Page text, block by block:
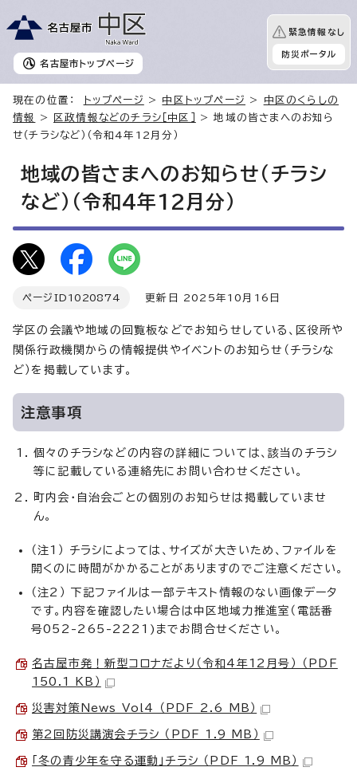
名古屋市 トップページ
緊急情報なし
防災ポータル
現在の位置： トップページ > 中区トップページ >
中区のくらしの
情報
> 区政情報などのチラシ［中区］
> 地域の皆さまへのお知ら
せ（チラシなど）（令和4年12月分）
地域の皆さまへのお知らせ（チラシ
など）（令和4年12月分）
ページID 1020874 更新日 2025年10月16日
学区の会議や地域の回覧板などでお知らせしている、区役所や
関係行政機関からの情報提供やイベントのお知らせ（チラシな
ど）を掲載しています。
注意事項
個々のチラシなどの内容の詳細については、該当のチラシ
等に記載している連絡先にお問い合わせください。
町内会・自治会ごとの個別のお知らせは掲載していませ
ん。
（注1） チラシによっては、サイズが大きいため、ファイルを
開くのに時間がかかることがありますのでご注意ください。
（注2） 下記ファイルは一部テキスト情報のない画像データ
です。内容を確認したい場合は中区地域力推進室（電話番
号052-265-2221)までお問合せください。
名古屋市発！新型コロナだより（令和4年12月号） （PDF
150.1 KB）
災害対策News Vol4 （PDF 2.6 MB）
第2回防災講演会チラシ （PDF 1.9 MB）
「冬の青少年を守る運動」チラシ （PDF 1.9 MB）